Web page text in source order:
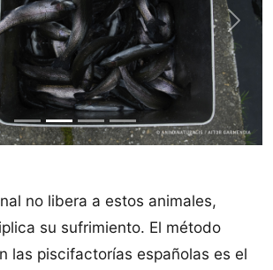
Next
no libera a estos animales,
su sufrimiento. El método
las piscifactorías españolas es el